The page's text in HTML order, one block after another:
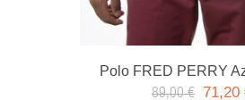
Polo FRED PERRY
89,00 € 71,20